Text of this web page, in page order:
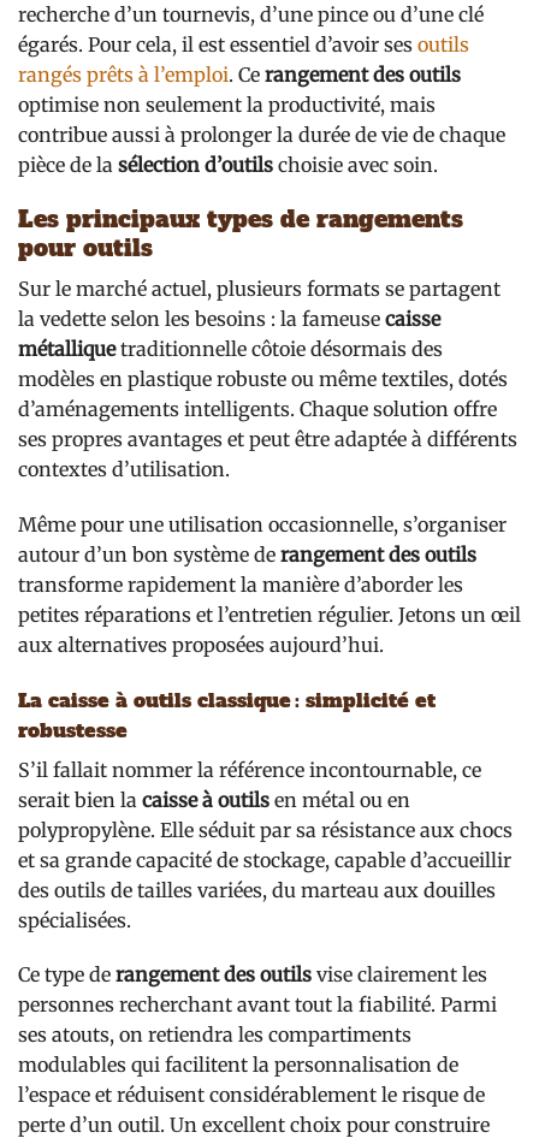
recherche d’un tournevis, d’une pince ou d’une clé
égarés. Pour cela, il est essentiel d’avoir ses outils
rangés prêts à l’emploi. Ce rangement des outils
optimise non seulement la productivité, mais
contribue aussi à prolonger la durée de vie de chaque
pièce de la sélection d’outils choisie avec soin.
Les principaux types de rangements
pour outils
Sur le marché actuel, plusieurs formats se partagent
la vedette selon les besoins : la fameuse caisse
métalliquetraditionnelle côtoie désormais des
modèles en plastique robuste ou même textiles, dotés
d’aménagements intelligents. Chaque solution offre
ses propres avantages et peut être adaptée à différents
contextes d’utilisation.
Même pour une utilisation occasionnelle, s’organiser
autour d’un bon système de rangement des outils
transforme rapidement la manière d’aborder les
petites réparations et l’entretien régulier. Jetons un œil
aux alternatives proposées aujourd’hui.
La caisse à outils classique : simplicité et
robustesse
S’il fallait nommer la référence incontournable, ce
serait bien la caisse à outils en métal ou en
polypropylène. Elle séduit par sa résistance aux chocs
et sa grande capacité de stockage, capable d’accueillir
des outils de tailles variées, du marteau aux douilles
spécialisées.
Ce type de rangement des outils vise clairement les
personnes recherchant avant tout la fiabilité. Parmi
ses atouts, on retiendra les compartiments
modulables qui facilitent la personnalisation de
l’espace et réduisent considérablement le risque de
perte d’un outil. Un excellent choix pour construire